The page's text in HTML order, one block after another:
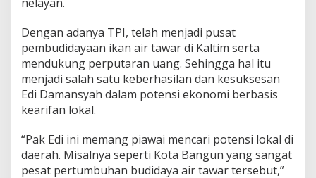
nelayan.
Dengan adanya TPI, telah menjadi pusat
pembudidayaan ikan air tawar di Kaltim serta
mendukung perputaran uang. Sehingga hal itu
menjadi salah satu keberhasilan dan kesuksesan
Edi Damansyah dalam potensi ekonomi berbasis
kearifan lokal.
“Pak Edi ini memang piawai mencari potensi lokal di
daerah. Misalnya seperti Kota Bangun yang sangat
pesat pertumbuhan budidaya air tawar tersebut,”